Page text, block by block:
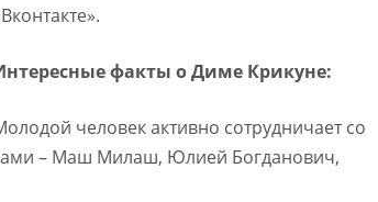
факты о Диме Крикуне:
человек активно сотрудничает со
– Маш Милаш, Юлией Богданович,